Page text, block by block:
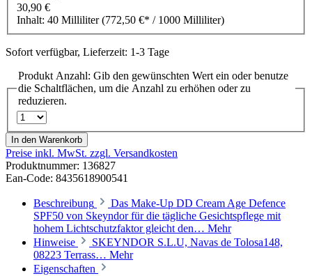
30,90 €
Inhalt: 40 Milliliter(772,50 €* / 1000 Milliliter)
Sofort verfügbar, Lieferzeit: 1-3 Tage
Produkt Anzahl: Gib den gewünschten Wert ein oder benutze
die Schaltflächen, um die Anzahl zu erhöhen oder zu
reduzieren.
In den Warenkorb
Preise inkl. MwSt. zzgl. Versandkosten
Produktnummer: 136827
Ean-Code: 8435618900541
Beschreibung
Das Make-Up DD Cream Age Defence
SPF50 von Skeyndor für die tägliche Gesichtspflege mit
hohem Lichtschutzfaktor gleicht den… Mehr
Hinweise
SKEYNDOR S.L.U, Navas de Tolosa148,
08223 Terrass… Mehr
Eigenschaften